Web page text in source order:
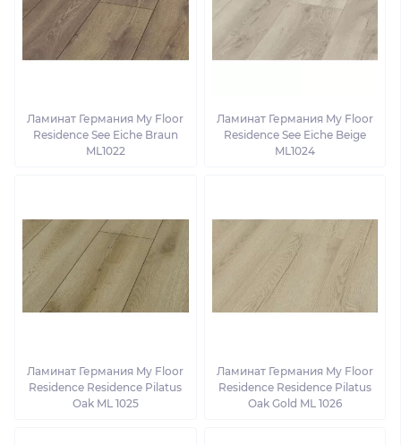
Ламинат Германия My Floor
Residence See Eiche Braun
ML1022
Ламинат Германия My Floor
Residence See Eiche Beige
ML1024
Ламинат Германия My Floor
Residence Residence Pilatus
Oak ML 1025
Ламинат Германия My Floor
Residence Residence Pilatus
Oak Gold ML 1026